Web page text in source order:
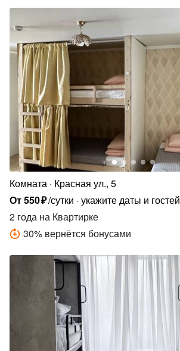
Комната
Красная ул., 5
От550₽/сутки укажите даты и гостей
2 года на Квартирке
30% вернётся бонусами